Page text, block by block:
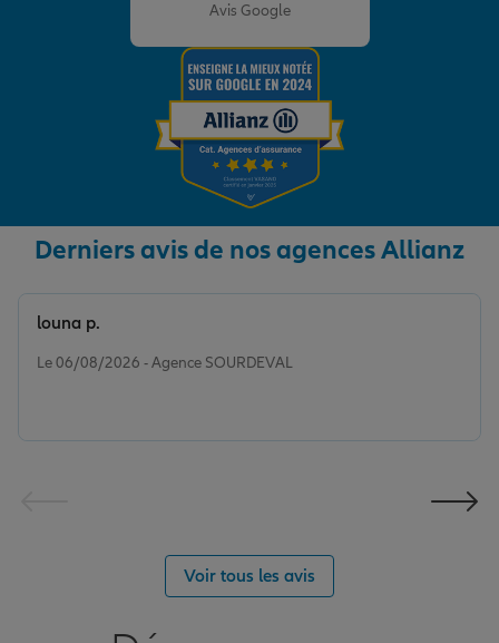
Avis Google
Derniers avis de nos agences Allianz
Le 06/08/2026 - Agence SOURDEVAL
louna p.
Voir tous les avis